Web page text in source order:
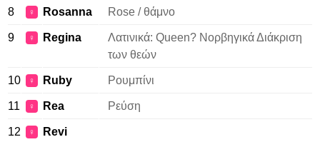
8 ♀ Rosanna Rose / θάμνο
9 ♀ Regina
Λατινικά: Queen? Νορβηγικά Διάκριση
των θεών
10 ♀ Ruby Ρουμπίνι
11 ♀ Rea Ρεύση
12 ♀ Revi